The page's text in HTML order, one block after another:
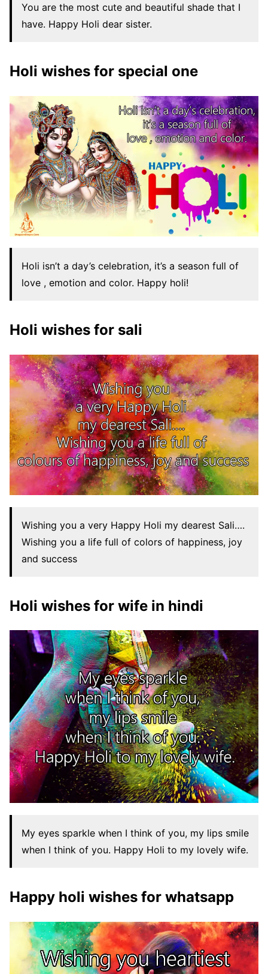
You are the most cute and beautiful shade that I
have. Happy Holi dear sister.
Holi wishes for special one
Holi isn’t a day’s celebration, it’s a season full of
love , emotion and color. Happy holi!
Holi wishes for sali
Wishing you a very Happy Holi my dearest Sali….
Wishing you a life full of colors of happiness, joy
and success
Holi wishes for wife in hindi
My eyes sparkle when I think of you, my lips smile
when I think of you. Happy Holi to my lovely wife.
Happy holi wishes for whatsapp